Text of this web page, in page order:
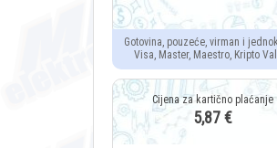
Gotovina, pouzeće, virman i
Visa, Master, Maestro, Kripto
5,87 €